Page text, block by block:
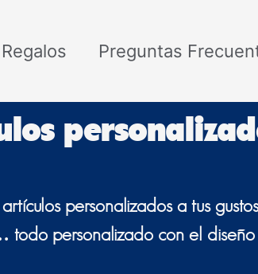
Preguntas
personalizados a tus
todo personalizado con el diseño